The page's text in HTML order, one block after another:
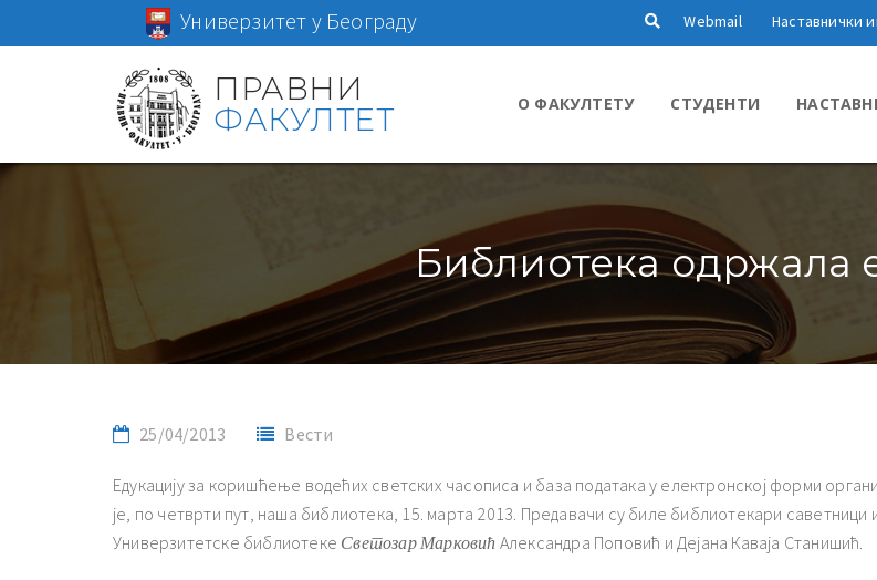
Универзитет у Београду Webmail Наставнички
ПРАВНИ
ФАКУЛТЕТ
О ФАКУЛТЕТУ СТУДЕНТИ
Библиотека одржала
25/04/2013 Вести
Едукацију за коришћење водећих светских часописа и база података у електронској форми
је, по четврти пут, наша библиотека, 15. марта 2013. Предавачи су биле библиотекари саветници
Универзитетске библиотеке Светозар Марковић Александра Поповић и Дејана Каваја Станишић.